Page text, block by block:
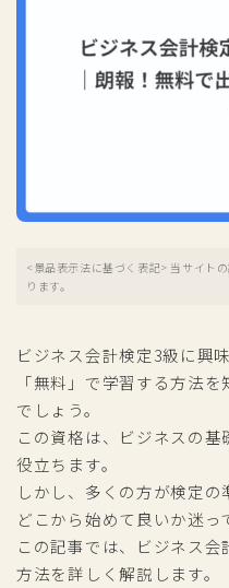
<景品表示法に基づく表記> 当サイト
ります。
ビジネス会計検定3級に興
「無料」で学習する方法
でしょう。
この資格は、ビジネスの
役立ちます。
しかし、多くの方が検定の
どこから始めて良いか迷っ
この記事では、ビジネス
方法を詳しく解説します。